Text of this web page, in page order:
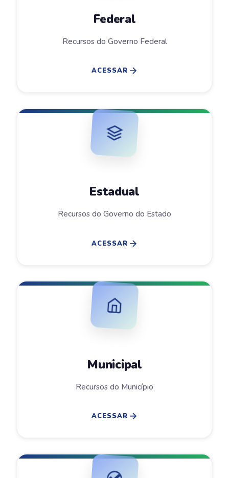
Federal
Recursos do Governo Federal
ACESSAR
Estadual
Recursos do Governo do Estado
ACESSAR
Municipal
Recursos do Município
ACESSAR